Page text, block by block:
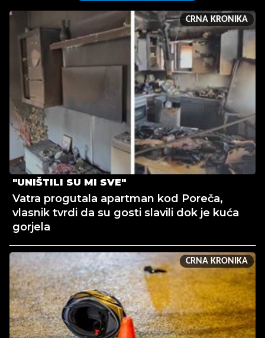
CRNA KRONIKA
"UNIŠTILI SU MI SVE"
Vatra progutala apartman kod Poreča,
vlasnik tvrdi da su gosti slavili dok je kuća
gorjela
CRNA KRONIKA